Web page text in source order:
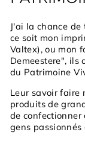
J'ai la chance
ce soit mon
Valtex), ou mon
Demeestere", ils
du Patrimoine
Leur savoir faire
produits de
de confectionner
gens